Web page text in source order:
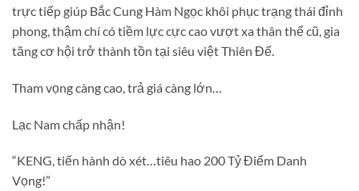
trực tiếp giúp Bắc Cung Hàm Ngọc khôi phục trạng thái đỉnh
phong, thậm chí có tiềm lực cực cao vượt xa thân thể cũ, gia
tăng cơ hội trở thành tồn tại siêu việt Thiên Đế.
Tham vọng càng cao, trả giá càng lớn…
Lạc Nam chấp nhận!
“KENG, tiến hành dò xét…tiêu hao 200 Tỷ Điểm Danh
Vọng!”